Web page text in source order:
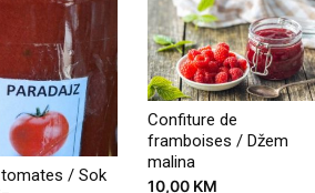
/ Sok
Confiture de
framboises / Džem
malina
10,00 KM